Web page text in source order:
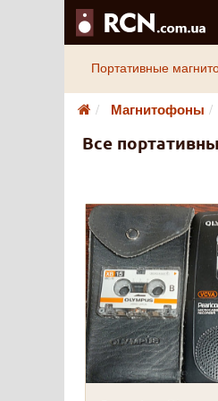
Портативные
Магнитофоны
Все